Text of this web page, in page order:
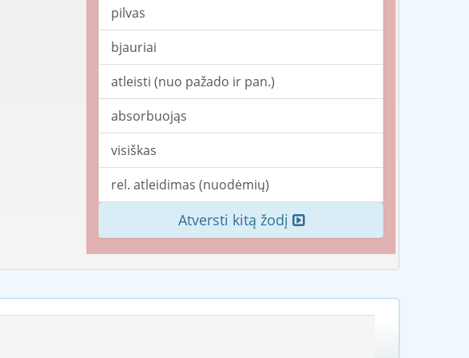
pilvas
bjauriai
atleisti (nuo pažado ir pan.)
absorbuojąs
visiškas
rel. atleidimas (nuodėmių)
Atversti kitą žodį